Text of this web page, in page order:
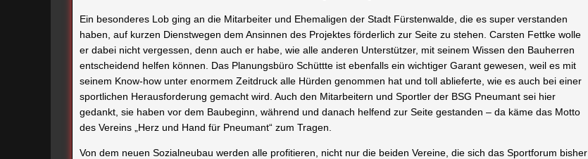
Ein besonderes Lob ging an die Mitarbeiter und Ehemaligen der Stadt Fürstenwalde, die es super verstanden
haben, auf kurzen Dienstwegen dem Ansinnen des Projektes förderlich zur Seite zu stehen. Carsten Fettke wolle
er dabei nicht vergessen, denn auch er habe, wie alle anderen Unterstützer, mit seinem Wissen den Bauherren
entscheidend helfen können. Das Planungsbüro Schüttte ist ebenfalls ein wichtiger Garant gewesen, weil es mit
seinem Know-how unter enormem Zeitdruck alle Hürden genommen hat und toll ablieferte, wie es auch bei einer
sportlichen Herausforderung gemacht wird. Auch den Mitarbeitern und Sportler der BSG Pneumant sei hier
gedankt, sie haben vor dem Baubeginn, während und danach helfend zur Seite gestanden – da käme das Motto
des Vereins „Herz und Hand für Pneumant“ zum Tragen.
Von dem neuen Sozialneubau werden alle profitieren, nicht nur die beiden Vereine, die sich das Sportforum bisher